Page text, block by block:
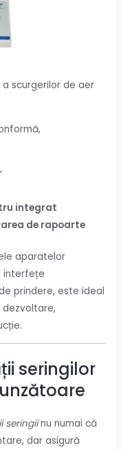
scurgerilor de aer
integrat
de rapoarte
aparatelor
interfețe
prindere, este ideal
seringilor
seringiinu numai că
dar asigură